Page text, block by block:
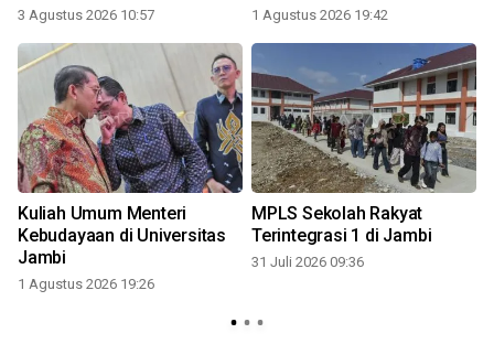
3 Agustus 2026 10:57 1 Agustus 2026 19:42
Kuliah Umum Menteri
Kebudayaan di Universitas
Jambi
1 Agustus 2026 19:26
MPLS Sekolah Rakyat
Terintegrasi 1 di Jambi
31 Juli 2026 09:36